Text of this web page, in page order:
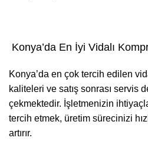
Konya’da En İyi Vidalı
Konya’da en çok tercih edilen
kaliteleri ve satış sonrası servis
çekmektedir. İşletmenizin
tercih etmek, üretim sürecinizi
artırır.